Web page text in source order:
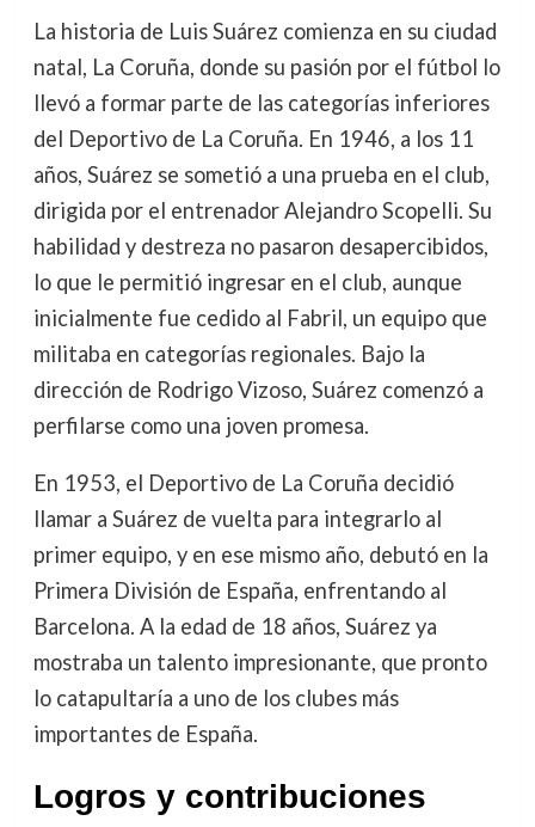
La historia de Luis Suárez comienza en su ciudad
natal, La Coruña, donde su pasión por el fútbol lo
llevó a formar parte de las categorías inferiores
del Deportivo de La Coruña. En 1946, a los 11
años, Suárez se sometió a una prueba en el club,
dirigida por el entrenador Alejandro Scopelli. Su
habilidad y destreza no pasaron desapercibidos,
lo que le permitió ingresar en el club, aunque
inicialmente fue cedido al Fabril, un equipo que
militaba en categorías regionales. Bajo la
dirección de Rodrigo Vizoso, Suárez comenzó a
perfilarse como una joven promesa.
En 1953, el Deportivo de La Coruña decidió
llamar a Suárez de vuelta para integrarlo al
primer equipo, y en ese mismo año, debutó en la
Primera División de España, enfrentando al
Barcelona. A la edad de 18 años, Suárez ya
mostraba un talento impresionante, que pronto
lo catapultaría a uno de los clubes más
importantes de España.
Logros y contribuciones